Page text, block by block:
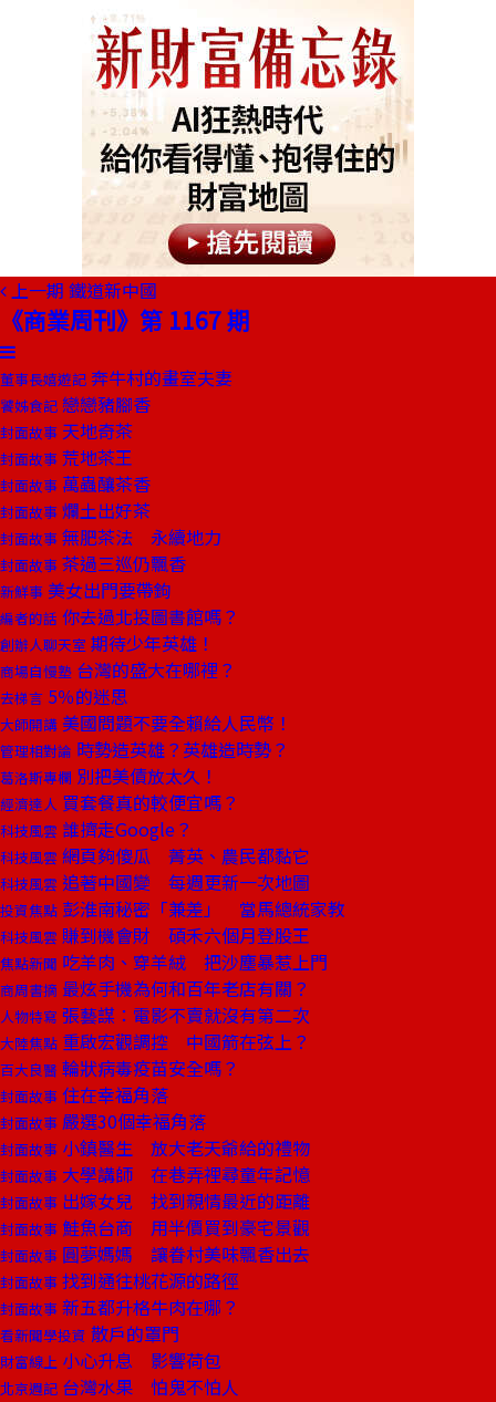
上一期 鐵道新中國
《商業周刊》第 1167 期
董事長嬉遊記 奔牛村的畫室夫妻
饕姊食記 戀戀豬腳香
封面故事 天地奇茶
封面故事 荒地茶王
封面故事 萬蟲釀茶香
封面故事 爛土出好茶
封面故事 無肥茶法 永續地力
封面故事 茶過三巡仍飄香
新鮮事 美女出門要帶鉤
編者的話 你去過北投圖書館嗎？
創辦人聊天室 期待少年英雄！
商場自慢塾 台灣的盛大在哪裡？
去梯言 5％的迷思
大師開講 美國問題不要全賴給人民幣！
管理相對論 時勢造英雄？英雄造時勢？
葛洛斯專欄 別把美債放太久！
經濟達人 買套餐真的較便宜嗎？
科技風雲 誰擠走Google？
科技風雲 網頁夠傻瓜 菁英、農民都黏它
科技風雲 追著中國變 每週更新一次地圖
投資焦點 彭淮南秘密「兼差」 當馬總統家教
科技風雲 賺到機會財 碩禾六個月登股王
焦點新聞 吃羊肉、穿羊絨 把沙塵暴惹上門
商周書摘 最炫手機為何和百年老店有關？
人物特寫 張藝謀：電影不賣就沒有第二次
大陸焦點 重啟宏觀調控 中國箭在弦上？
百大良醫 輪狀病毒疫苗安全嗎？
封面故事 住在幸福角落
封面故事 嚴選30個幸福角落
封面故事 小鎮醫生 放大老天爺給的禮物
封面故事 大學講師 在巷弄裡尋童年記憶
封面故事 出嫁女兒 找到親情最近的距離
封面故事 鮭魚台商 用半價買到豪宅景觀
封面故事 圓夢媽媽 讓眷村美味飄香出去
封面故事 找到通往桃花源的路徑
封面故事 新五都升格牛肉在哪？
看新聞學投資 散戶的罩門
財富線上 小心升息 影響荷包
北京週記 台灣水果 怕鬼不怕人